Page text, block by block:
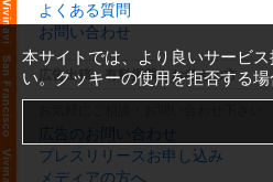
よくある質問
お問い合わせ
広告出稿・有料掲載をお考えの方
広告のお問い合わせ
プレスリリースお申し込み
メディアの方へ
本サイトでは、より良いサービ
い。クッキーの使用を拒否する